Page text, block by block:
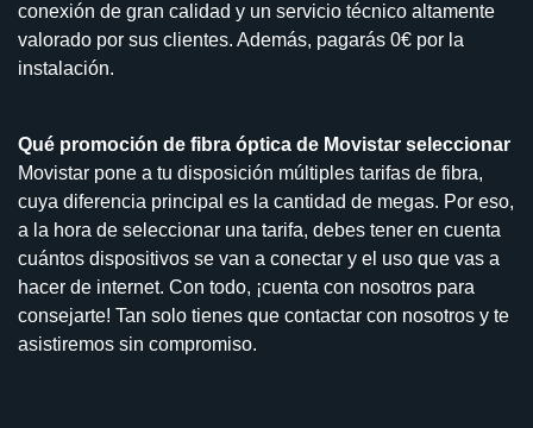
conexión de gran calidad y un servicio técnico altamente
valorado por sus clientes. Además, pagarás 0€ por la
instalación.
Qué promoción de fibra óptica de Movistar seleccionar
Movistar pone a tu disposición múltiples tarifas de fibra,
cuya diferencia principal es la cantidad de megas. Por eso,
a la hora de seleccionar una tarifa, debes tener en cuenta
cuántos dispositivos se van a conectar y el uso que vas a
hacer de internet. Con todo, ¡cuenta con nosotros para
consejarte! Tan solo tienes que contactar con nosotros y te
asistiremos sin compromiso.